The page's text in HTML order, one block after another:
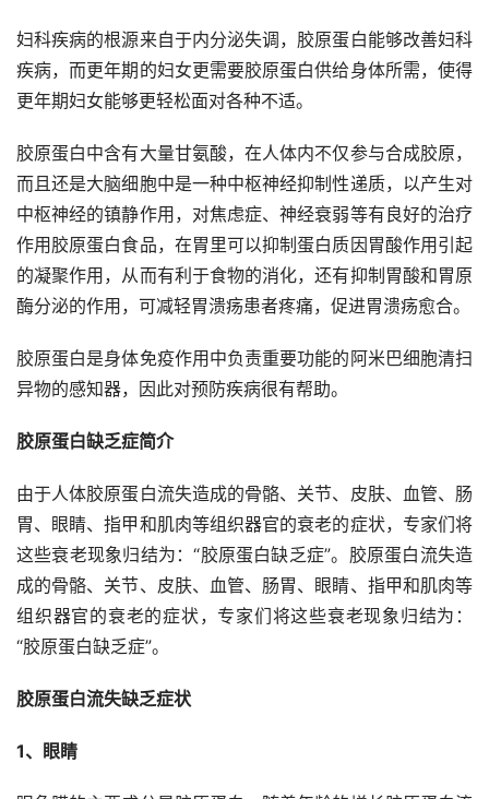
妇科疾病的根源来自于内分泌失调，胶原蛋白能够改善妇科
疾病，而更年期的妇女更需要胶原蛋白供给身体所需，使得
更年期妇女能够更轻松面对各种不适。
胶原蛋白中含有大量甘氨酸，在人体内不仅参与合成胶原，
而且还是大脑细胞中是一种中枢神经抑制性递质，以产生对
中枢神经的镇静作用，对焦虑症、神经衰弱等有良好的治疗
作用胶原蛋白食品，在胃里可以抑制蛋白质因胃酸作用引起
的凝聚作用，从而有利于食物的消化，还有抑制胃酸和胃原
酶分泌的作用，可减轻胃溃疡患者疼痛，促进胃溃疡愈合。
胶原蛋白是身体免疫作用中负责重要功能的阿米巴细胞清扫
异物的感知器，因此对预防疾病很有帮助。
胶原蛋白缺乏症简介
由于人体胶原蛋白流失造成的骨骼、关节、皮肤、血管、肠
胃、眼睛、指甲和肌肉等组织器官的衰老的症状，专家们将
这些衰老现象归结为：“胶原蛋白缺乏症”。胶原蛋白流失造
成的骨骼、关节、皮肤、血管、肠胃、眼睛、指甲和肌肉等
组织器官的衰老的症状，专家们将这些衰老现象归结为：
“胶原蛋白缺乏症”。
胶原蛋白流失缺乏症状
1、眼睛